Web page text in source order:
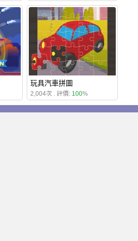
玩具汽車拼圖
2,004次 . 評價: 100%